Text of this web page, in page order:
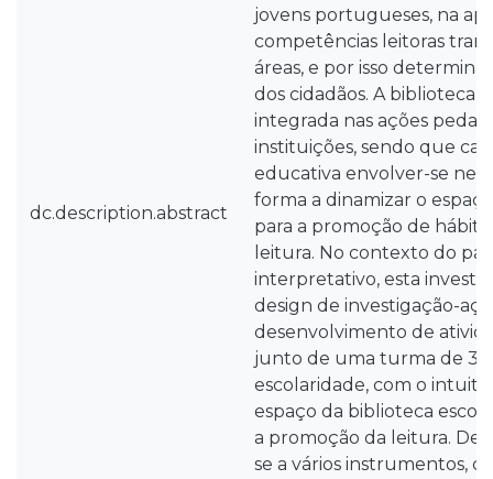
dc.description.abstract
jovens portugueses, na
competências leitoras
áreas, e por isso
dos cidadãos. A biblioteca
integrada nas ações
instituições, sendo que
educativa envolver-se
forma a dinamizar o
para a promoção de
leitura. No contexto do
interpretativo, esta
design de investigação-
desenvolvimento de
junto de uma turma de 3.º
escolaridade, com o
espaço da biblioteca
a promoção da leitura.
se a vários instrumentos,